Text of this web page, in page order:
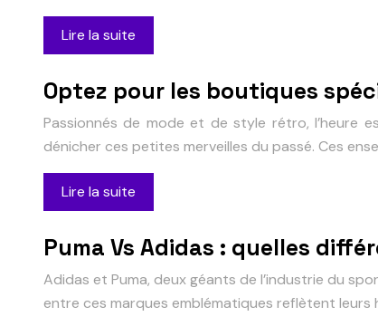
Lire la suite
Optez pour les boutiques
Passionnés de mode et de style rétro, l’heure
dénicher ces petites merveilles du passé. Ces
Lire la suite
Puma Vs Adidas : quelles
Adidas et Puma, deux géants de l’industrie du
entre ces marques emblématiques reflètent